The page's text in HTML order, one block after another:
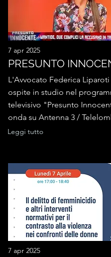
7 apr 2025
PRESUNTO
L'Avvocato Federica Liparoti
ospite in studio nel
televisivo "Presunto
onda su Antenna 3 /
Leggi tutto
7 apr 2025